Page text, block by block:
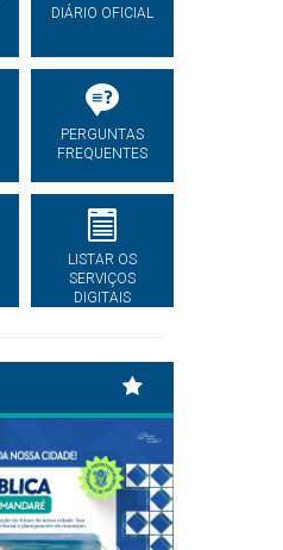
DIÁRIO OFICIAL
PERGUNTAS
FREQUENTES
LISTAR OS
SERVIÇOS
DIGITAIS